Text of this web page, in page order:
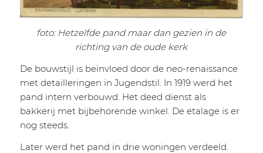
foto: Hetzelfde pand maar dan gezien in de
richting van de oude kerk
De bouwstijl is beïnvloed door de neo-renaissance
met detailleringen in Jugendstil. In 1919 werd het
pand intern verbouwd. Het deed dienst als
bakkerij met bijbehorende winkel. De etalage is er
nog steeds.
Later werd het pand in drie woningen verdeeld.